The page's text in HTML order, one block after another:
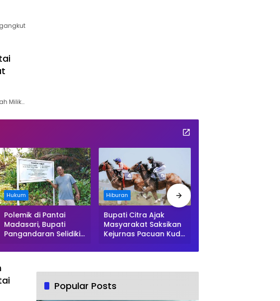
Milik…
Hukum
Polemik di Pantai
Madasari, Bupati
Pangandaran Selidiki
Kawasan Sempadan
Hiburan
Bupati Citra Ajak
Masyarakat Saksikan
Kejurnas Pacuan Kuda
di Legokjawa
Popular Posts